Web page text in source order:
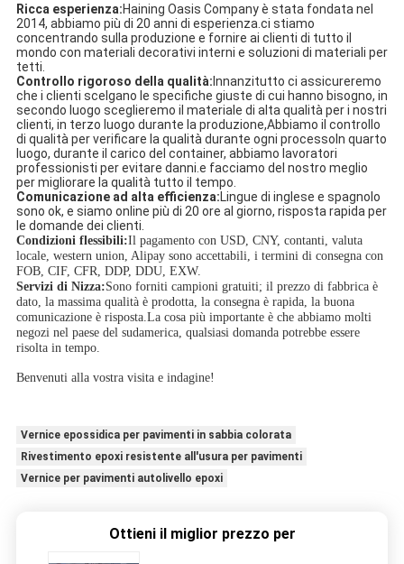
Ricca esperienza:Haining Oasis Company è stata fondata nel
2014, abbiamo più di 20 anni di esperienza.ci stiamo
concentrando sulla produzione e fornire ai clienti di tutto il
mondo con materiali decorativi interni e soluzioni di materiali per
tetti.
Controllo rigoroso della qualità:Innanzitutto ci assicureremo
che i clienti scelgano le specifiche giuste di cui hanno bisogno, in
secondo luogo sceglieremo il materiale di alta qualità per i nostri
clienti, in terzo luogo durante la produzione,Abbiamo il controllo
di qualità per verificare la qualità durante ogni processoIn quarto
luogo, durante il carico del container, abbiamo lavoratori
professionisti per evitare danni.e facciamo del nostro meglio
per migliorare la qualità tutto il tempo.
Comunicazione ad alta efficienza:Lingue di inglese e spagnolo
sono ok, e siamo online più di 20 ore al giorno, risposta rapida per
le domande dei clienti.
Condizioni flessibili:Il pagamento con USD, CNY, contanti, valuta
locale, western union, Alipay sono accettabili, i termini di consegna con
FOB, CIF, CFR, DDP, DDU, EXW.
Servizi di Nizza:Sono forniti campioni gratuiti; il prezzo di fabbrica è
dato, la massima qualità è prodotta, la consegna è rapida, la buona
comunicazione è risposta.La cosa più importante è che abbiamo molti
negozi nel paese del sudamerica, qualsiasi domanda potrebbe essere
risolta in tempo.
Benvenuti alla vostra visita e indagine!
Vernice epossidica per pavimenti in sabbia colorata
Rivestimento epoxi resistente all'usura per pavimenti
Vernice per pavimenti autolivello epoxi
Ottieni il miglior prezzo per